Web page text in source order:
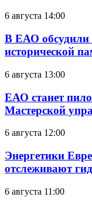
6 августа 14:00
В ЕАО обсудили
исторической
6 августа 13:00
ЕАО станет
Мастерской
6 августа 12:00
Энергетики
отслеживают
6 августа 11:00